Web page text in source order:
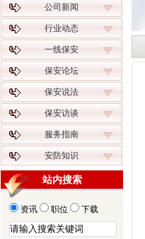
公司新闻
行业动态
一线保安
保安论坛
保安说法
保安访谈
服务指南
安防知识
站内搜索
资讯 职位 下载